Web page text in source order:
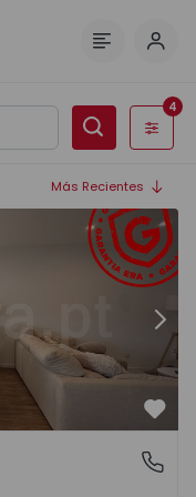
Filtros
4
Más Recientes
- 1575406 - 1